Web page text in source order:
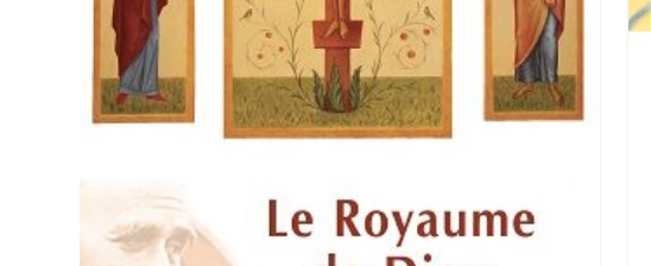
Intentions et témoignages
Fêter le bienheureux Marie-
Eugène
Emissions TV
Les lettres de la Cause